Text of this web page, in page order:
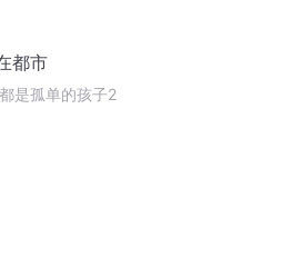
都市
是孤单的孩子2